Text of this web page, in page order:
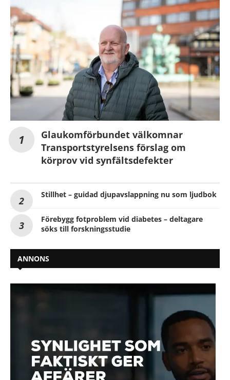
Glaukomförbundet välkomnar
Transportstyrelsens förslag om
körprov vid synfältsdefekter
Stillhet – guidad djupavslappning nu som ljudbok
Förebygg fotproblem vid diabetes – deltagare
söks till forskningsstudie
ANNONS